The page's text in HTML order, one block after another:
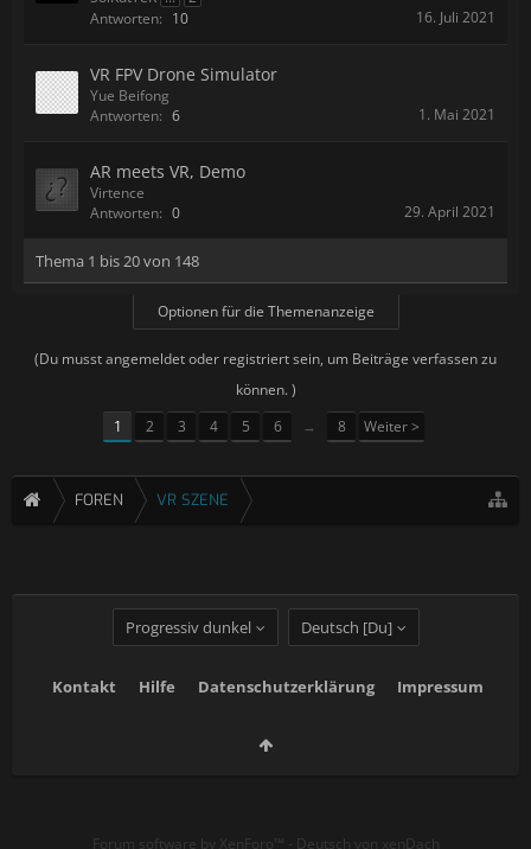
Antworten: 10 16. Juli 2021
VR FPV Drone Simulator
Yue Beifong
Antworten: 6 1. Mai 2021
AR meets VR, Demo
Virtence
Antworten: 0 29. April 2021
Thema 1 bis 20 von 148
Optionen für die Themenanzeige
(Du musst angemeldet oder registriert sein, um Beiträge verfassen zu
können. )
1
2 3 4 5 6 → 8 Weiter >
FOREN VR SZENE
Progressiv dunkel Deutsch [Du]
Kontakt Hilfe Datenschutzerklärung Impressum
Forum software by XenForo™ - Deutsch von xenDach